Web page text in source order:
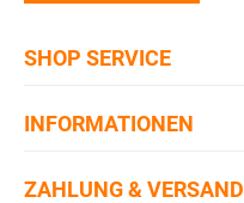
SHOP SERVICE
INFORMATIONEN
ZAHLUNG & VERSAND